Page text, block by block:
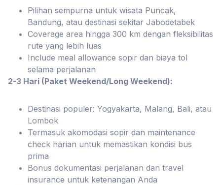
Pilihan sempurna untuk wisata Puncak,
Bandung, atau destinasi sekitar Jabodetabek
Coverage area hingga 300 km dengan fleksibilitas
rute yang lebih luas
Include meal allowance sopir dan biaya tol
selama perjalanan
2-3 Hari (Paket Weekend/Long Weekend):
Destinasi populer: Yogyakarta, Malang, Bali, atau
Lombok
Termasuk akomodasi sopir dan maintenance
check harian untuk memastikan kondisi bus
prima
Bonus dokumentasi perjalanan dan travel
insurance untuk ketenangan Anda